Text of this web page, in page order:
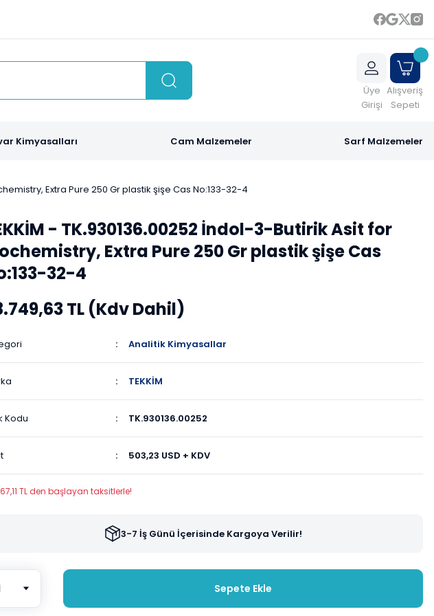
Üye
Girişi
Alışveriş
Sepeti
Kimyasalları Cam Malzemeler Sarf Malzemeler
Extra Pure 250 Gr plastik şişe Cas No:133-32-4
- TK.930136.00252 İndol-3-Butirik Asit for
Extra Pure 250 Gr plastik şişe Cas
32-4
TL (Kdv Dahil)
Analitik Kimyasallar
TEKKİM
Kodu TK.930136.00252
503,23 USD + KDV
TL den başlayan taksitlerle!
3-7 İş Günü İçerisinde Kargoya Verilir!
Sepete Ekle